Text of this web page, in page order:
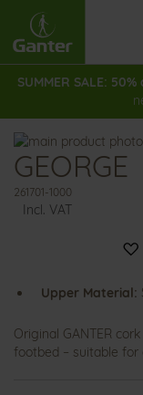
Content
SUMMER SALE:
GEORGE
261701-1000
Incl. VAT
Upper Material:
Original GANTER
footbed – suitable for
Skip
to
the
end
of
Skip
to
the
beginning
gallery